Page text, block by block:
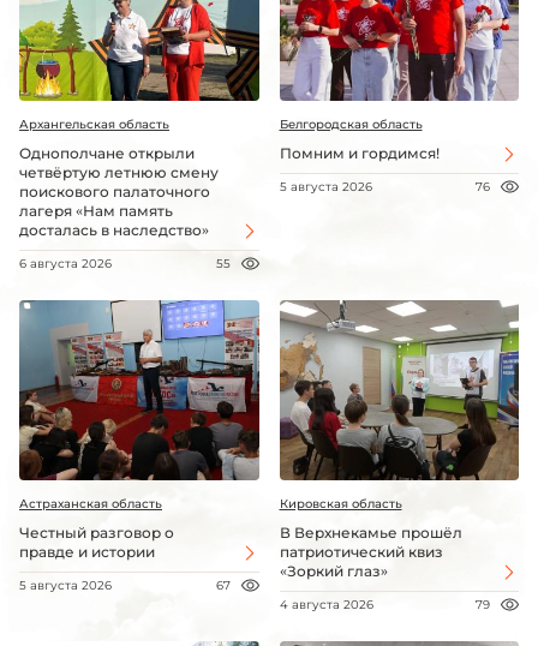
Архангельская область
Однополчане открыли
четвёртую летнюю смену
поискового палаточного
лагеря «Нам память
досталась в наследство»
6 августа 2026 55
Белгородская область
Помним и гордимся!
5 августа 2026 76
Астраханская область
Честный разговор о
правде и истории
5 августа 2026 67
Кировская область
В Верхнекамье прошёл
патриотический квиз
«Зоркий глаз»
4 августа 2026 79